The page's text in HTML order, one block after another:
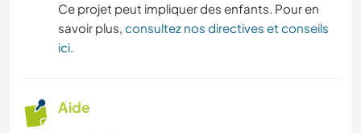
Ce projet peut impliquer des enfants. Pour en
savoir plus, consultez nos directives et conseils
ici.
Aide